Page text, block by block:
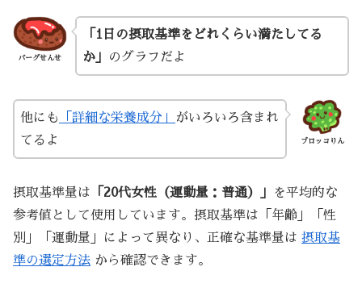
バーグせんせ
「1日の摂取基準をどれくらい満たしてる
か」
のグラフだよ
ブロッコりん
他にも 「詳細な栄養成分」
がいろいろ含まれ
てるよ
摂取基準量は 「20代女性（運動量：普通）」
を平均的な
参考値として使用しています。摂取基準は「年齢」「性
別」「運動量」によって異なり、正確な基準量は 摂取基
準の選定方法 から確認できます。